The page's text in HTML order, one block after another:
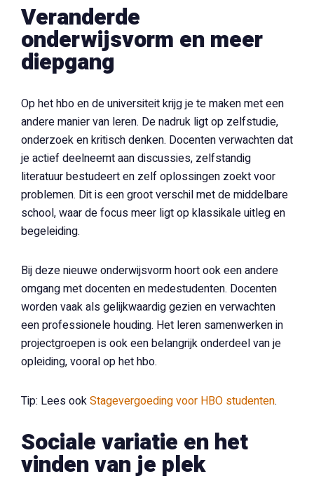
Veranderde
onderwijsvorm en meer
diepgang
Op het hbo en de universiteit krijg je te maken met een
andere manier van leren. De nadruk ligt op zelfstudie,
onderzoek en kritisch denken. Docenten verwachten dat
je actief deelneemt aan discussies, zelfstandig
literatuur bestudeert en zelf oplossingen zoekt voor
problemen. Dit is een groot verschil met de middelbare
school, waar de focus meer ligt op klassikale uitleg en
begeleiding.
Bij deze nieuwe onderwijsvorm hoort ook een andere
omgang met docenten en medestudenten. Docenten
worden vaak als gelijkwaardig gezien en verwachten
een professionele houding. Het leren samenwerken in
projectgroepen is ook een belangrijk onderdeel van je
opleiding, vooral op het hbo.
Tip: Lees ookStagevergoeding voor HBO studenten.
Sociale variatie en het
vinden van je plek